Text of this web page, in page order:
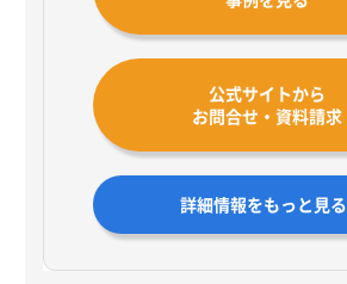
公式サイトから
お問合せ・資料請求
詳細情報をもっと見る